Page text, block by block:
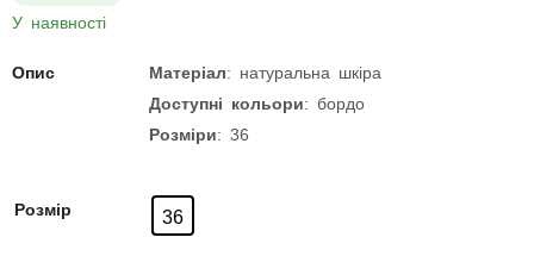
У наявності
Опис Матеріал: натуральна шкіра
Доступні кольори: бордо
Розміри: 36
Розмір 36